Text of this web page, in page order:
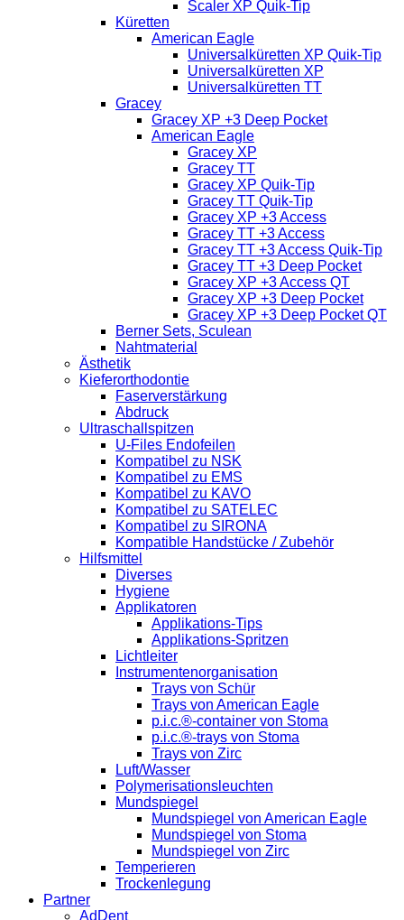
Scaler XP Quik-Tip
Küretten
American Eagle
Universalküretten XP Quik-Tip
Universalküretten XP
Universalküretten TT
Gracey
Gracey XP +3 Deep Pocket
American Eagle
Gracey XP
Gracey TT
Gracey XP Quik-Tip
Gracey TT Quik-Tip
Gracey XP +3 Access
Gracey TT +3 Access
Gracey TT +3 Access Quik-Tip
Gracey TT +3 Deep Pocket
Gracey XP +3 Access QT
Gracey XP +3 Deep Pocket
Gracey XP +3 Deep Pocket QT
Berner Sets, Sculean
Nahtmaterial
Ästhetik
Kieferorthodontie
Faserverstärkung
Abdruck
Ultraschallspitzen
U-Files Endofeilen
Kompatibel zu NSK
Kompatibel zu EMS
Kompatibel zu KAVO
Kompatibel zu SATELEC
Kompatibel zu SIRONA
Kompatible Handstücke / Zubehör
Hilfsmittel
Diverses
Hygiene
Applikatoren
Applikations-Tips
Applikations-Spritzen
Lichtleiter
Instrumentenorganisation
Trays von Schür
Trays von American Eagle
p.i.c.®-container von Stoma
p.i.c.®-trays von Stoma
Trays von Zirc
Luft/Wasser
Polymerisationsleuchten
Mundspiegel
Mundspiegel von American Eagle
Mundspiegel von Stoma
Mundspiegel von Zirc
Temperieren
Trockenlegung
Partner
AdDent